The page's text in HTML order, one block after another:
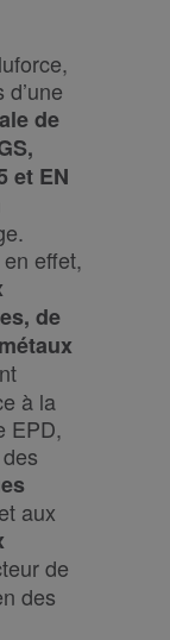
de
et EN
effet,
de
à la
EPD,
aux
de
des